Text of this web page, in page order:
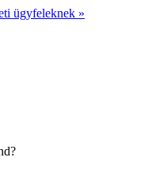
ügyfeleknek »